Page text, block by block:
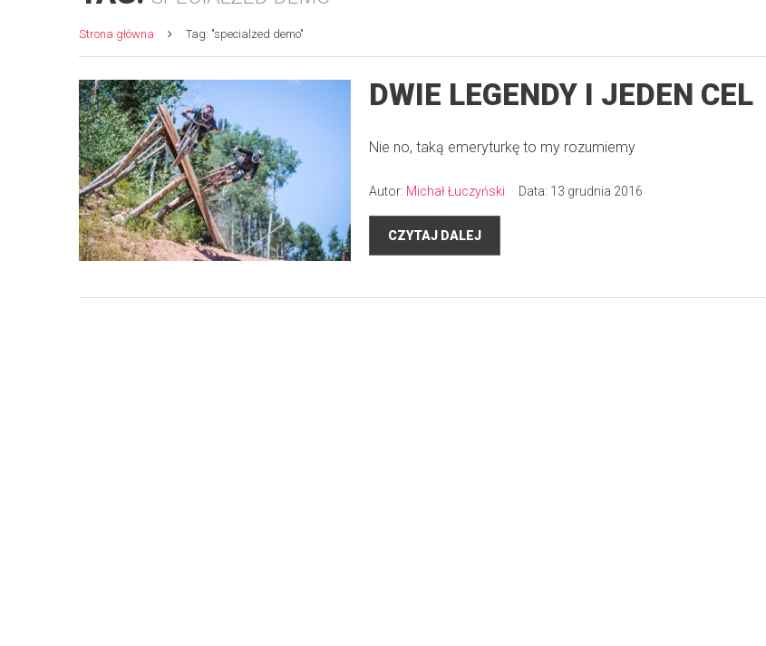
Strona główna Tag: "specialzed demo"
DWIE LEGENDY I JEDEN CEL
Nie no, taką emeryturkę to my rozumiemy
Autor: Michał Łuczyński Data: 13 grudnia 2016
CZYTAJ DALEJ